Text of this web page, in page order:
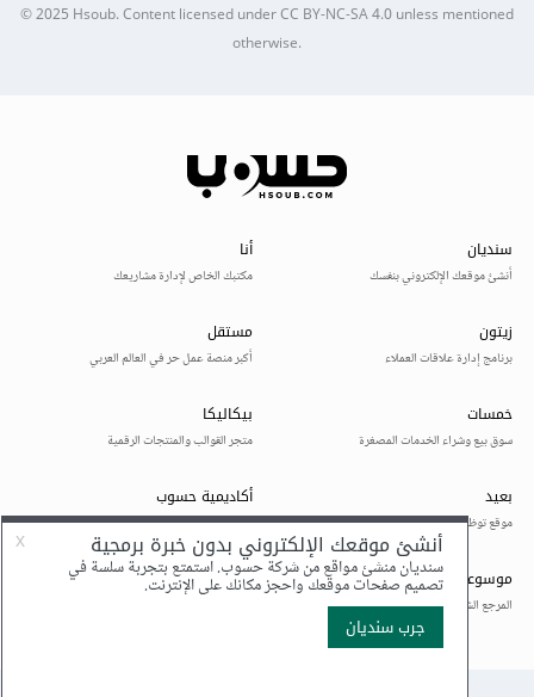
© 2025Hsoub.Content licensed underCC BY-NC-SA 4.0unless mentioned
otherwise.